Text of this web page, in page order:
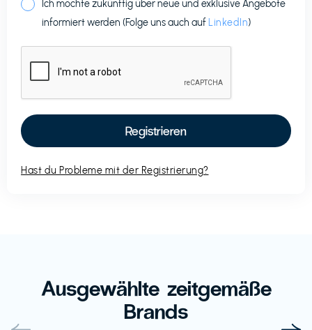
Ich möchte zukünftig über neue und exklusive Angebote
informiert werden (Folge uns auch auf LinkedIn)
Hast du Probleme mit der Registrierung?
Ausgewählte zeitgemäße
Brands